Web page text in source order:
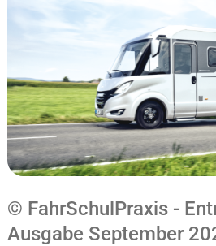
© FahrSchulPraxis -
Ausgabe September